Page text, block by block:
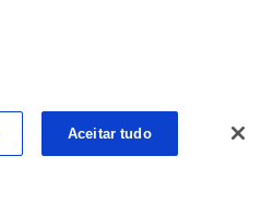
CANCRO NA WEB
PONTO DE VISTA
Aceitar tudo